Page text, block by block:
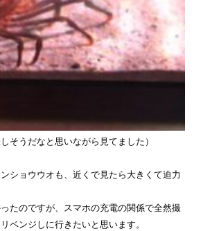
そうだなと思いながら見てました）
ショウウオも、近くで見たら大きくて迫力
たのですが、スマホの充電の関係で全然撮
ベンジしに行きたいと思います。